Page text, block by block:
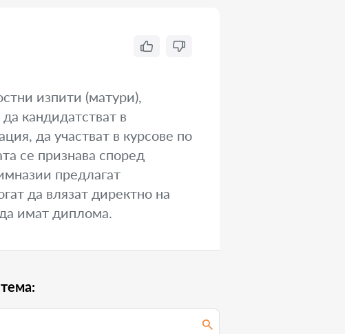
изпити (матури),
кандидатстват в
да участват в курсове по
се признава според
предлагат
да влязат директно на
да имат диплома.